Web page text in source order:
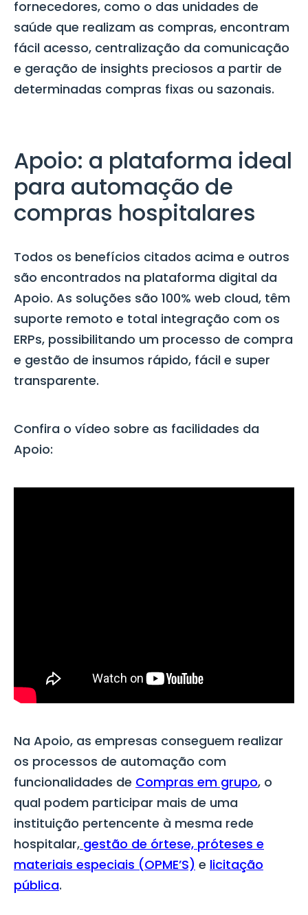
fornecedores, como o das unidades de
saúde que realizam as compras, encontram
fácil acesso, centralização da comunicação
e geração de insights preciosos a partir de
determinadas compras fixas ou sazonais.
Apoio: a plataforma ideal
para automação de
compras hospitalares
Todos os benefícios citados acima e outros
são encontrados na plataforma digital da
Apoio. As soluções são 100% web cloud, têm
suporte remoto e total integração com os
ERPs, possibilitando um processo de compra
e gestão de insumos rápido, fácil e super
transparente.
Confira o vídeo sobre as facilidades da
Apoio:
Na Apoio, as empresas conseguem realizar
os processos de automação com
funcionalidades de Compras em grupo, o
qual podem participar mais de uma
instituição pertencente à mesma rede
hospitalar, gestão de órtese, próteses e
materiais especiais (OPME’S) e licitação
pública.